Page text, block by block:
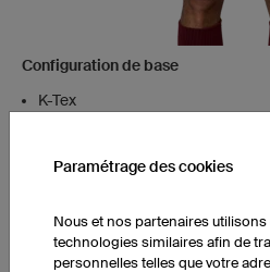
Configuration de base
K-Tex
Preis anzeigen
Paramétrage des cookies
Nous et nos partenaires
technologies similaires afin de
personnelles telles que votre